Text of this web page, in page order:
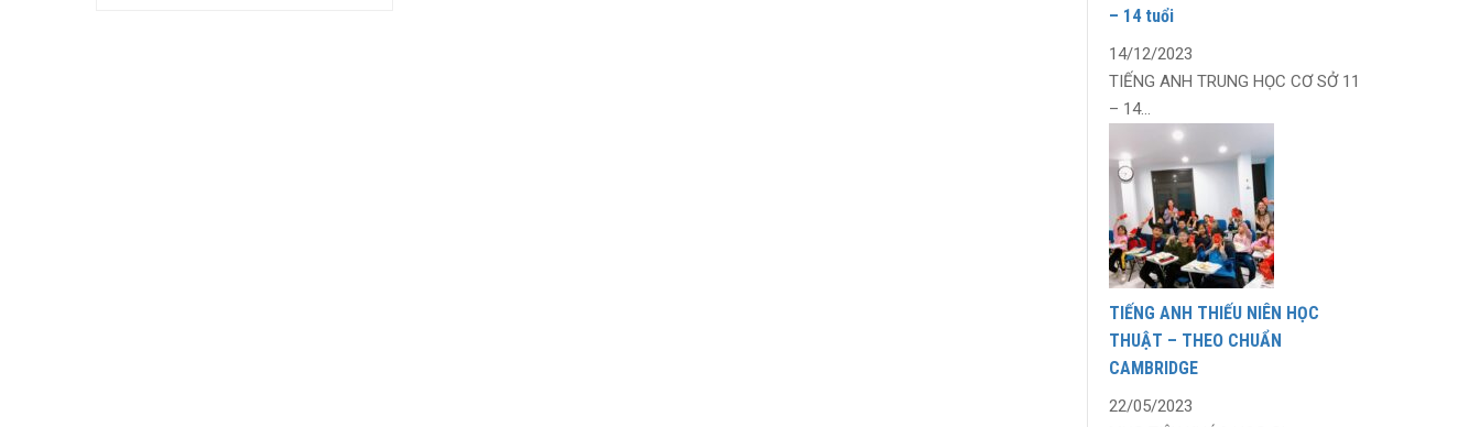
– 14 tuổi
14/12/2023
TIẾNG ANH TRUNG HỌC CƠ SỞ 11
– 14...
TIẾNG ANH THIẾU NIÊN HỌC
THUẬT – THEO CHUẨN
CAMBRIDGE
22/05/2023